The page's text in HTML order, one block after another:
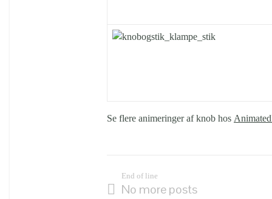
Se flere animeringer af knob hos
End of line
No more posts